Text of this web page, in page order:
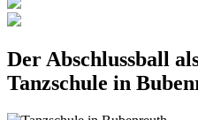
Der Abschlussball
Tanzschule in